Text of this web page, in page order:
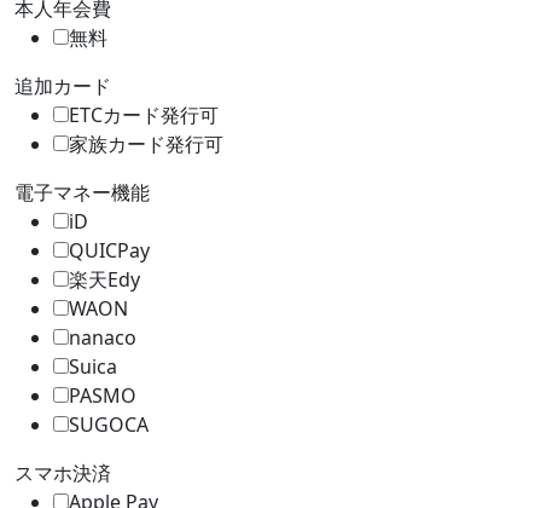
本人年会費
無料
追加カード
ETCカード発行可
家族カード発行可
電子マネー機能
iD
QUICPay
楽天Edy
WAON
nanaco
Suica
PASMO
SUGOCA
スマホ決済
Apple Pay